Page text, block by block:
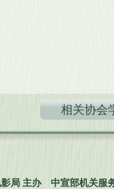
相关协会
影局 主办 中宣部机关服